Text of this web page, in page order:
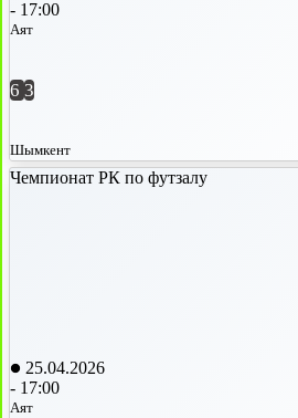
- 17:00
Аят
6 3
Шымкент
Чемпионат РК по футзалу
25.04.2026
- 17:00
Аят